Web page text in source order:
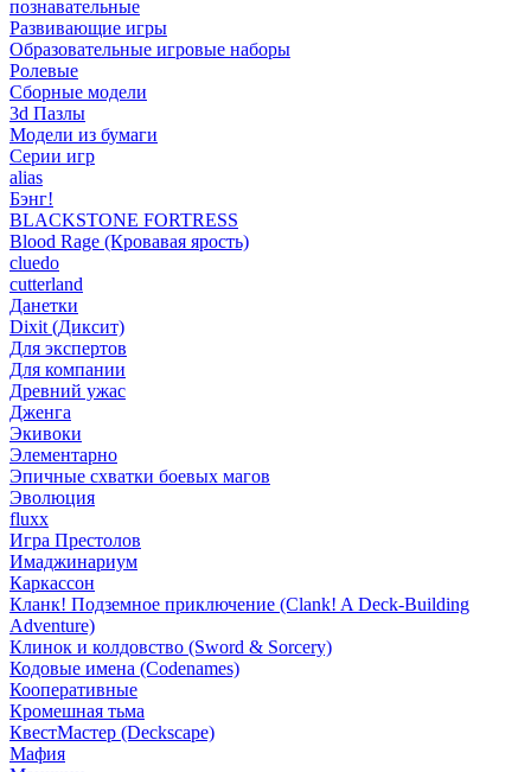
познавательные
Развивающие игры
Образовательные игровые наборы
Ролевые
Сборные модели
3d Пазлы
Модели из бумаги
Серии игр
alias
Бэнг!
BLACKSTONE FORTRESS
Blood Rage (Кровавая ярость)
cluedo
cutterland
Данетки
Dixit (Диксит)
Для экспертов
Для компании
Древний ужас
Дженга
Экивоки
Элементарно
Эпичные схватки боевых магов
Эволюция
fluxx
Игра Престолов
Имаджинариум
Каркассон
Кланк! Подземное приключение (Clank! A Deck-Building
Adventure)
Клинок и колдовство (Sword & Sorcery)
Кодовые имена (Codenames)
Кооперативные
Кромешная тьма
КвестМастер (Deckscape)
Мафия